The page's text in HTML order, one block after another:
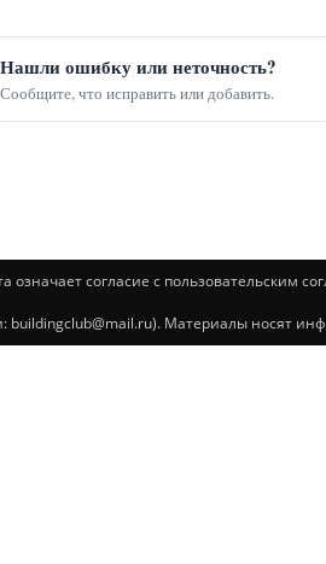
Нашли ошибку или неточность?
Сообщите, что исправить или добавить.
означает согласие с пользовательским
buildingclub@mail.ru). Материалы носят